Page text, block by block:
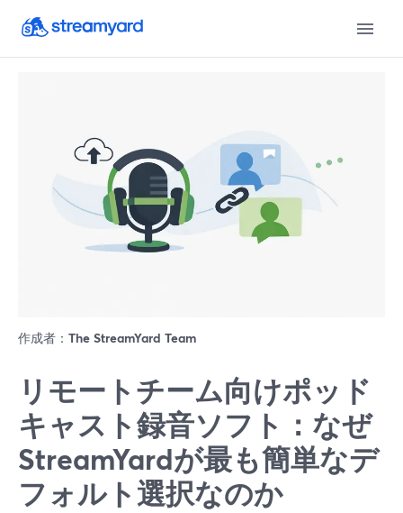
作成者： The StreamYard Team
リモートチーム向けポッド
キャスト録音ソフト：なぜ
StreamYardが最も簡単なデ
フォルト選択なのか